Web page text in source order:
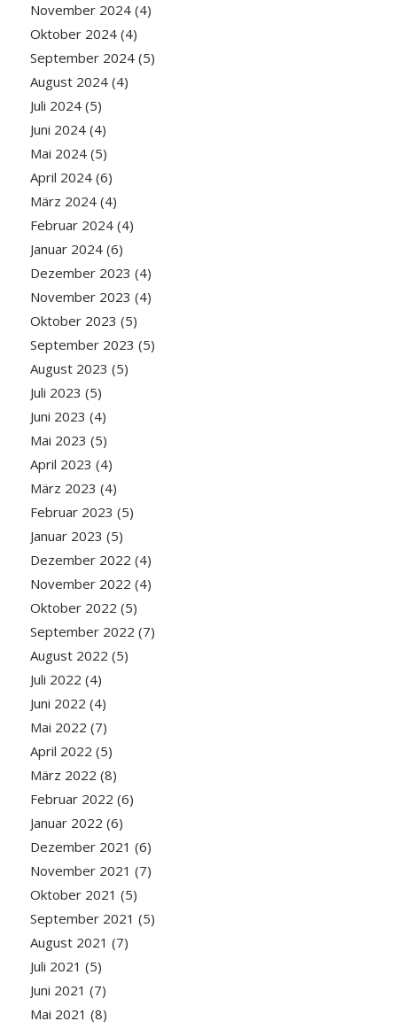
November 2024(4)
Oktober 2024(4)
September 2024(5)
August 2024(4)
Juli 2024(5)
Juni 2024(4)
Mai 2024(5)
April 2024(6)
März 2024(4)
Februar 2024(4)
Januar 2024(6)
Dezember 2023 (4)
November 2023 (4)
Oktober 2023 (5)
September 2023 (5)
August 2023 (5)
Juli 2023 (5)
Juni 2023 (4)
Mai 2023 (5)
April 2023 (4)
März 2023 (4)
Februar 2023 (5)
Januar 2023 (5)
Dezember 2022 (4)
November 2022 (4)
Oktober 2022 (5)
September 2022 (7)
August 2022 (5)
Juli 2022 (4)
Juni 2022 (4)
Mai 2022 (7)
April 2022 (5)
März 2022 (8)
Februar 2022 (6)
Januar 2022 (6)
Dezember 2021 (6)
November 2021 (7)
Oktober 2021 (5)
September 2021 (5)
August 2021 (7)
Juli 2021 (5)
Juni 2021 (7)
Mai 2021 (8)